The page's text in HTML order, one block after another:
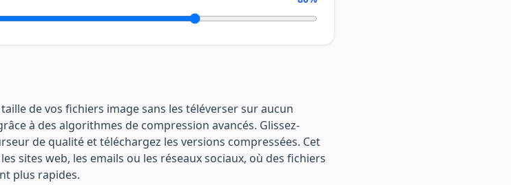
de vos fichiers image sans les téléverser sur aucun
à des algorithmes de compression avancés. Glissez-
de qualité et téléchargez les versions compressées. Cet
sites web, les emails ou les réseaux sociaux, où des fichiers
plus rapides.